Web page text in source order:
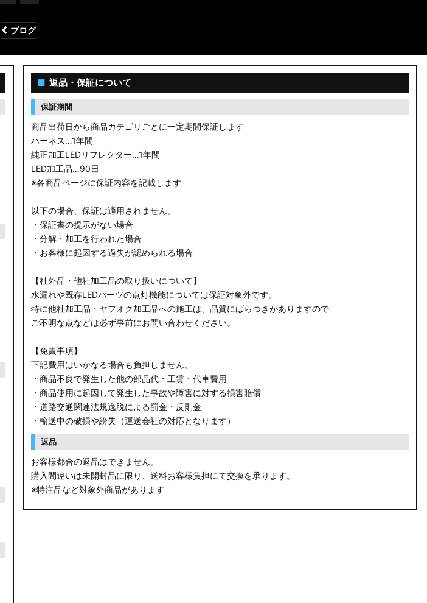
ブログ
■ 返品・保証について
保証期間
商品出荷日から商品カテゴリごとに一定期間保証します
ハーネス…1年間
純正加工LEDリフレクター…1年間
LED加工品…90日
※各商品ページに保証内容を記載します
以下の場合、保証は適用されません。
・保証書の提示がない場合
・分解・加工を行われた場合
・お客様に起因する過失が認められる場合
【社外品・他社加工品の取り扱いについて】
水漏れや既存LEDパーツの点灯機能については保証対象外です。
特に他社加工品・ヤフオク加工品への施工は、品質にばらつきがありますので
ご不明な点などは必ず事前にお問い合わせください。
【免責事項】
下記費用はいかなる場合も負担しません。
・商品不良で発生した他の部品代・工賃・代車費用
・商品使用に起因して発生した事故や障害に対する損害賠償
・道路交通関連法規逸脱による罰金・反則金
・輸送中の破損や紛失（運送会社の対応となります）
返品
お客様都合の返品はできません。
購入間違いは未開封品に限り、送料お客様負担にて交換を承ります。
※特注品など対象外商品があります